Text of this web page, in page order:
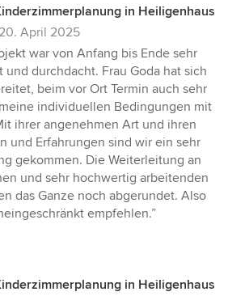
in Heiligenhaus
20. April 2025
war von Anfang bis Ende sehr
durchdacht. Frau Goda hat sich
beim vor Ort Termin auch sehr
individuellen Bedingungen mit
ihrer angenehmen Art und ihren
und Erfahrungen sind wir ein sehr
gekommen. Die Weiterleitung an
und sehr hochwertig arbeitenden
das Ganze noch abgerundet. Also
empfehlen.”
in Heiligenhaus